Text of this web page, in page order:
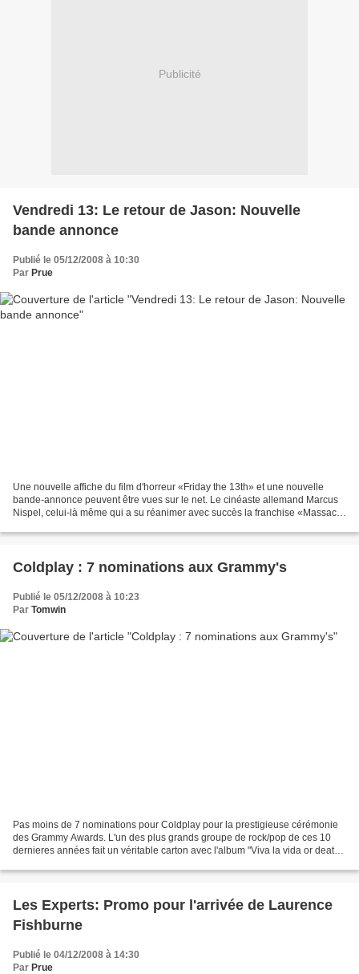
Publicité
Vendredi 13: Le retour de Jason: Nouvelle
bande annonce
Publié le 05/12/2008 à 10:30
Par Prue
Une nouvelle affiche du film d'horreur «Friday the 13th» et une nouvelle
bande-annonce peuvent être vues sur le net. Le cinéaste allemand Marcus
Nispel, celui-là même qui a su réanimer avec succès la franchise «Massacre
Coldplay : 7 nominations aux Grammy's
Publié le 05/12/2008 à 10:23
Par Tomwin
Pas moins de 7 nominations pour Coldplay pour la prestigieuse cérémonie
des Grammy Awards. L'un des plus grands groupe de rock/pop de ces 10
dernieres années fait un véritable carton avec l'album "Viva la vida or death
Les Experts: Promo pour l'arrivée de Laurence
Fishburne
Publié le 04/12/2008 à 14:30
Par Prue